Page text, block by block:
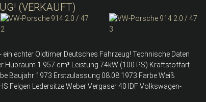
(VERKAUFT)
echter Oldtimer Deutsches Fahrzeug! Technische Daten
Hubraum 1.957 cm³ Leistung 74kW (100 PS) Kraftstoffart
Baujahr 1973 Erstzulassung 08.08.1973 Farbe Weiß
Felgen Ledersitze Weber Vergaser 40 IDF Volkswagen-